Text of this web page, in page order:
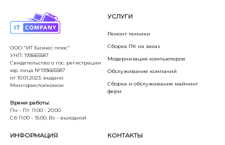
ООО "ИТ Бизнес плюс"
УНП: 193665587
Свидетельство о гос. регистрации
юр. лица №193665587
от 10.01.2023. выдано
Мингорисполкомом
Время работы:
Пн - Пт: 11:00 - 20:00
Сб 11:00 - 15:00, Вс - выходной
УСЛУГИ
Ремонт техники
Сборка ПК на заказ
Модернизация компьютеров
Обслуживание компаний
Сборка и обслуживание майнинг
ферм
ИНФОРМАЦИЯ КОНТАКТЫ